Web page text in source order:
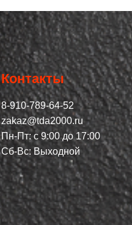
Контакты
8-910-789-64-52
zakaz@tda2000.ru
Пн-Пт: с 9:00 до 17:00
Сб-Вс: Выходной